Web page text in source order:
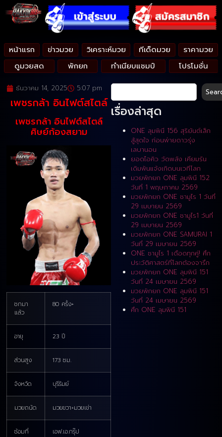
หน้าแรก ข่าวมวย วิเคราะห์มวย ทีเด็ดมวย
ราคามวย
ดูมวยสด
พักยก ทำเนียบแชมป์ โปรโมชั่น
ธันวาคม 14, 2025 5:07 pm
เพชรกล้า อินไฟต์สไตล์
เพชรกล้า อินไฟต์สไตล์
ศิษย์ก้องสยาม
ชกมา
แล้ว
80 ครั้ง+
อายุ 23 ปี
ส่วนสูง 173 ซม.
จังหวัด บุรีรัมย์
มวยถนัด มวยขวา+มวยเข่า
ซ้อมที่ เอฟ.เอ.กรุ๊ป
เรื่องล่าสุด
ONE ลุมพินี 156 สุริยันต์เล็ก
สู้สุดใจ ก่อนพ่ายดาวรุ่ง
เลบานอน
ยอดไอคิว วัดพลัง เคียมรัน
เดิมพันแจ้งเกิดบนเวทีโลก
มวยพักยก ONE ลุมพินี 152
วันที่ 1 พฤษภาคม 2569
มวยพักยก ONE ซามูไร 1 วันที่
29 เมษายน 2569
มวยพักยก ONE ซามูไร1 วันที่
29 เมษายน 2569
มวยพักยก ONE SAMURAI 1
วันที่ 29 เมษายน 2569
ONE ซามูไร 1 เดือดทุกคู่! ศึก
ประวัติศาสตร์ที่โลกต้องจารึก
มวยพักยก ONE ลุมพินี 151
วันที่ 24 เมษายน 2569
มวยพักยก ONE ลุมพินี 151
วันที่ 24 เมษายน 2569
ศึก ONE ลุมพินี 151